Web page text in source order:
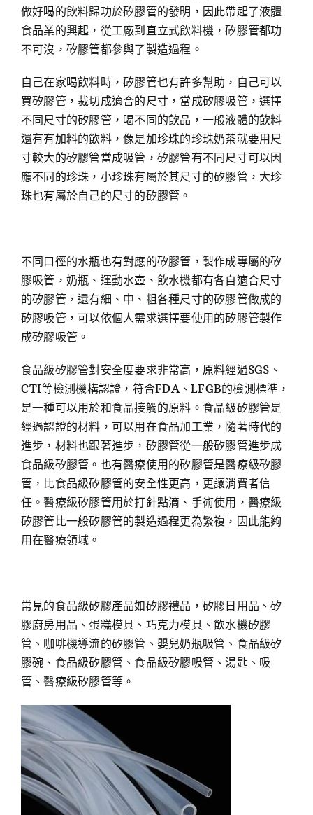
做好喝的飲料歸功於矽膠管的發明，因此帶起了液體
食品業的興起，從工廠到直立式飲料機，矽膠管都功
不可沒，矽膠管都參與了製造過程。
自己在家喝飲料時，矽膠管也有許多幫助，自己可以
買矽膠管，裁切成適合的尺寸，當成矽膠吸管，選擇
不同尺寸的矽膠管，喝不同的飲品，一般液體的飲料
還有有加料的飲料，像是加珍珠的珍珠奶茶就要用尺
寸較大的矽膠管當成吸管，矽膠管有不同尺寸可以因
應不同的珍珠，小珍珠有屬於其尺寸的矽膠管，大珍
珠也有屬於自己的尺寸的矽膠管。
不同口徑的水瓶也有對應的矽膠管，製作成專屬的矽
膠吸管，奶瓶、運動水壺、飲水機都有各自適合尺寸
的矽膠管，還有細、中、粗各種尺寸的矽膠管做成的
矽膠吸管，可以依個人需求選擇要使用的矽膠管製作
成矽膠吸管。
食品級矽膠管對安全度要求非常高，原料經過SGS、
CTI等檢測機構認證，符合FDA、LFGB的檢測標準，
是一種可以用於和食品接觸的原料。食品級矽膠管是
經過認證的材料，可以用在食品加工業，隨著時代的
進步，材料也跟著進步，矽膠管從一般矽膠管進步成
食品級矽膠管。也有醫療使用的矽膠管是醫療級矽膠
管，比食品級矽膠管的安全性更高，更讓消費者信
任。醫療級矽膠管用於打針點滴、手術使用，醫療級
矽膠管比一般矽膠管的製造過程更為繁複，因此能夠
用在醫療領域。
常見的食品級矽膠產品如矽膠禮品，矽膠日用品、矽
膠廚房用品、蛋糕模具、巧克力模具、飲水機矽膠
管、咖啡機導流的矽膠管、嬰兒奶瓶吸管、食品級矽
膠碗、食品級矽膠管、食品級矽膠吸管、湯匙、吸
管、醫療級矽膠管等。